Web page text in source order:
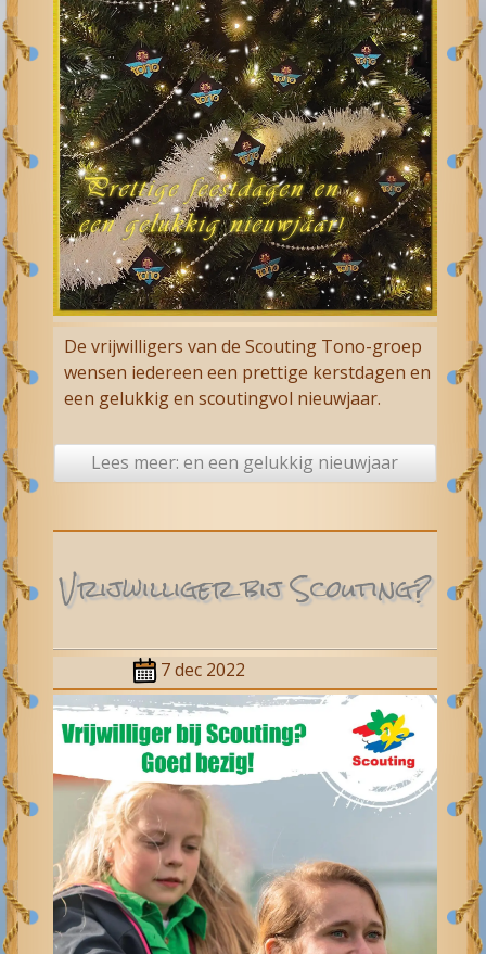
De vrijwilligers van de Scouting Tono-groep
wensen iedereen een prettige kerstdagen en
een gelukkig en scoutingvol nieuwjaar.
Lees meer: en een gelukkig nieuwjaar
Vrijwilliger bij Scouting?
7 dec 2022